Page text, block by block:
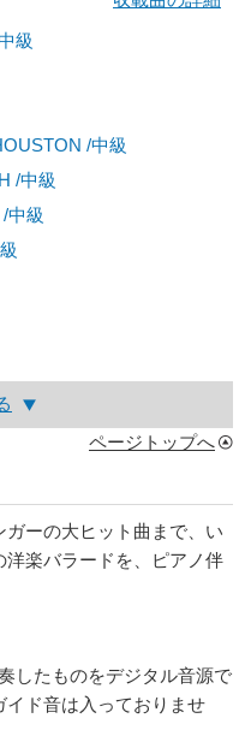
級
/中級
/中級
/中級
ページトップへ
ーの大ヒット曲まで、い
楽バラードを、ピアノ伴
したものをデジタル音源で
ド音は入っておりませ